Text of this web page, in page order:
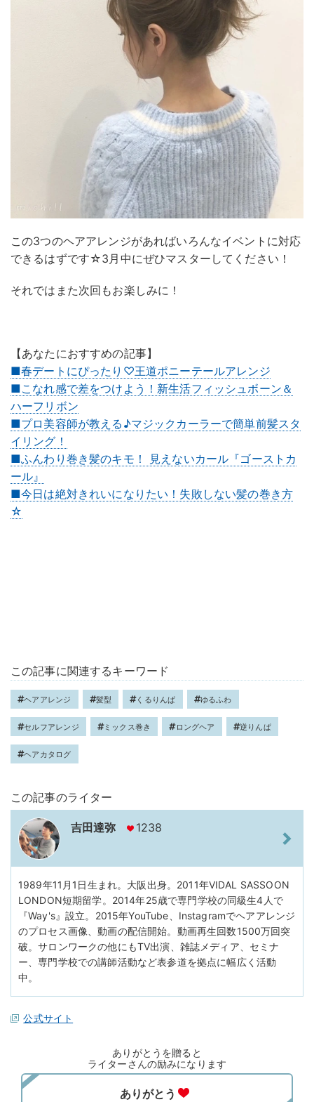
この3つのヘアアレンジがあればいろんなイベントに対応
できるはずです☆3月中にぜひマスターしてください！
それではまた次回もお楽しみに！
【あなたにおすすめの記事】
■春デートにぴったり♡王道ポニーテールアレンジ
■こなれ感で差をつけよう！新生活フィッシュボーン＆
ハーフリボン
■プロ美容師が教える♪マジックカーラーで簡単前髪スタ
イリング！
■ふんわり巻き髪のキモ！ 見えないカール『ゴーストカ
ール』
■今日は絶対きれいになりたい！失敗しない髪の巻き方
☆
この記事に関連するキーワード
ヘアアレンジ 髪型 くるりんぱ ゆるふわ
セルフアレンジ ミックス巻き ロングヘア 逆りんぱ
ヘアカタログ
この記事のライター
吉田達弥 1238
1989年11月1日生まれ。大阪出身。2011年VIDAL SASSOON
LONDON短期留学。2014年25歳で専門学校の同級生4人で
『Way's』設立。2015年YouTube、Instagramでヘアアレンジ
のプロセス画像、動画の配信開始。動画再生回数1500万回突
破。サロンワークの他にもTV出演、雑誌メディア、セミナ
ー、専門学校での講師活動など表参道を拠点に幅広く活動
中。
公式サイト
ありがとうを贈ると
ライターさんの励みになります